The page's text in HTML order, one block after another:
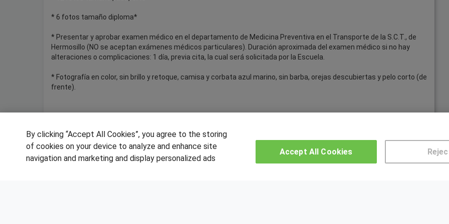
* 6 fotos tamaño diploma*
* Presentar y aprobar examen médico en el departamento de Medicina Preventiva en el Transporte de la S.C.T., de
Hermosillo (NO se aceptan exámenes médicos particulares). Duración aproximada del examen médico si no hay
alteraciones o complicaciones: 1 día, previa cita, la cual será solicitada por la Escuela.
* Fotografía en color, sin brillo y retoque, camisa y corbata azul marino, sin barba, orejas descubiertas y pelo corto (de
frente).
By clicking “Accept All Cookies”, you agree to the storing
of cookies on your device to analyze and enhance site
navigation and marketing and display personalized ads
Accept All Cookies